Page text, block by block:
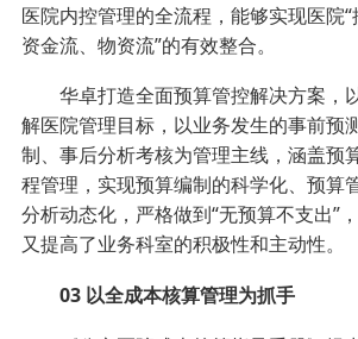
医院内控管理的全流程，能够实现医院“
资金流、物资流”的有效整合。
华卓打造全面预算管控解决方案，
解医院管理目标，以业务发生的事前预
制、事后分析考核为管理主线，涵盖预
程管理，实现预算编制的科学化、预算
分析动态化，严格做到“无预算不支出”
又提高了业务科室的积极性和主动性。
03 以全成本核算管理为抓手